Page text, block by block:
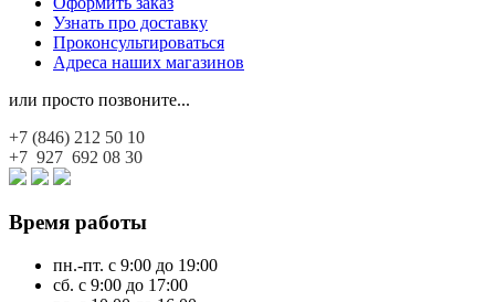
Узнать про доставку
Проконсультироваться
Адреса наших магазинов
или просто позвоните...
+7 (846) 212 50 10
+7 927 692 08 30
Время работы
пн.-пт. с 9:00 до 19:00
сб. с 9:00 до 17:00